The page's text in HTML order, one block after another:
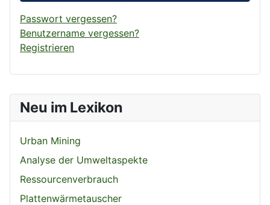
Neu im Lexikon
Urban Mining
Analyse der Umweltaspekte
Ressourcenverbrauch
Plattenwärmetauscher
Passwort vergessen?
Benutzername vergessen?
Registrieren